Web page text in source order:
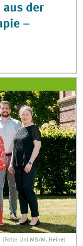
aus der
–
(Foto: Uni MS/M. Heine)